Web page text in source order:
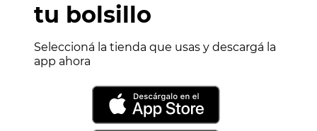
tu bolsillo
Seleccioná la tienda que usas y descargá la
app ahora